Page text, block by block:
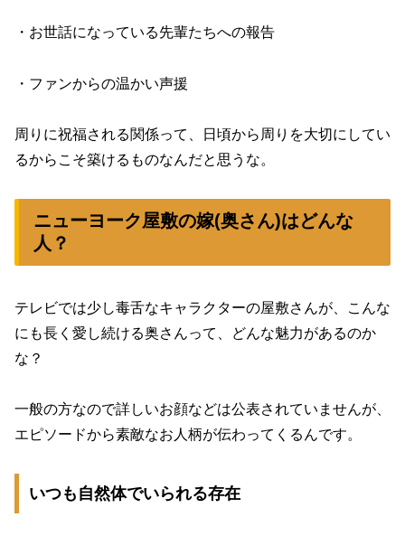
・お世話になっている先輩たちへの報告
・ファンからの温かい声援
周りに祝福される関係って、日頃から周りを大切にしてい
るからこそ築けるものなんだと思うな。
ニューヨーク屋敷の嫁(奥さん)はどんな
人？
テレビでは少し毒舌なキャラクターの屋敷さんが、こんな
にも長く愛し続ける奥さんって、どんな魅力があるのか
な？
一般の方なので詳しいお顔などは公表されていませんが、
エピソードから素敵なお人柄が伝わってくるんです。
いつも自然体でいられる存在